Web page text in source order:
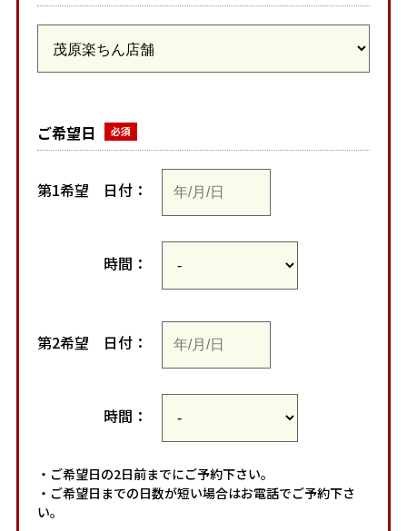
ご希望日
第1希望 日付：
時間：
第2希望 日付：
時間：
・ご希望日の2日前までにご予約下さい。
・ご希望日までの日数が短い場合はお電話でご予約下さ
い。